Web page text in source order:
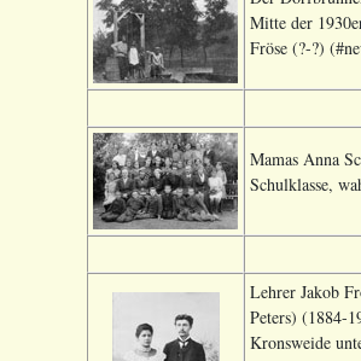
Mitte der
Fröse (?-?)
Mamas Anna
Schulklasse,
Lehrer Jakob
Peters) (1884-
Kronsweide